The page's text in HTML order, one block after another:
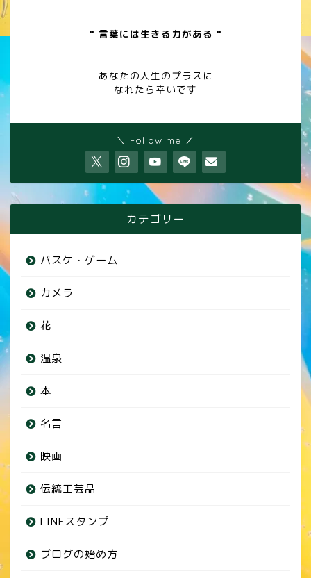
" 言葉には生きる力がある "
あなたの人生のプラスに
なれたら幸いです
＼ Follow me ／
カテゴリー
バスケ・ゲーム
カメラ
花
温泉
本
名言
映画
伝統工芸品
LINEスタンプ
ブログの始め方